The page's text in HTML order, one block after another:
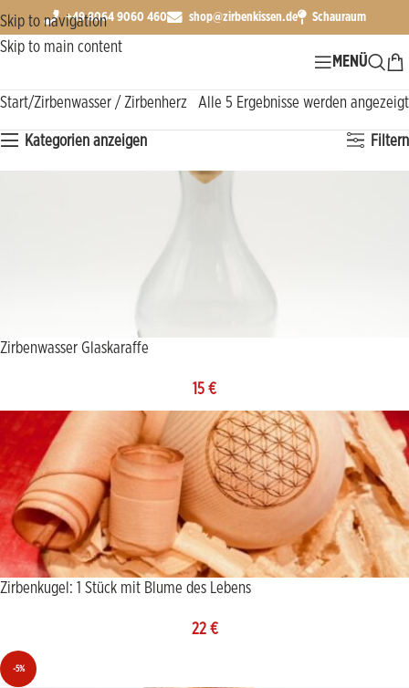
Skip to navigation
Skip to main content
+49 8064 9060 460 shop@zirbenkissen.de Schauraum
MENÜ
Start Zirbenwasser / Zirbenherz Alle 5 Ergebnisse werden angezeigt
Kategorien anzeigen Filtern
Zirbenwasser Glaskaraffe
15 €
Zirbenkugel: 1 Stück mit Blume des Lebens
22 €
-5%